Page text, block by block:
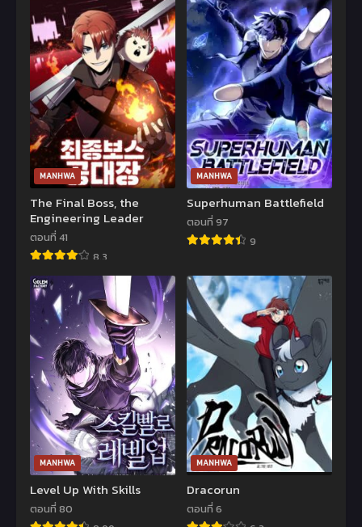
MANHWA
The Final Boss, the
Engineering Leader
ตอนที่ 41
8.3
MANHWA
Superhuman Battlefield
ตอนที่ 97
9
MANHWA
Level Up With Skills
ตอนที่ 80
MANHWA
Dracorun
ตอนที่ 6